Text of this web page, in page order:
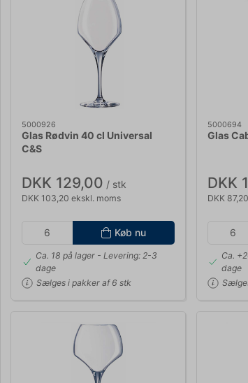
5000926
Glas Rødvin 40 cl Universal
C&S
DKK 129,00 / stk
DKK 103,20 ekskl. moms
Køb nu
Ca. 18 på lager - Levering: 2-3
dage
Sælges i pakker af 6 stk
5000694
Glas
DKK
DKK
Ca.
dage